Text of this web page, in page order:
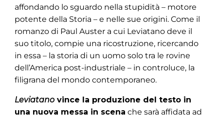
affondando lo sguardo nella stupidità – motore
potente della Storia – e nelle sue origini. Come il
romanzo di Paul Auster a cui Leviatano deve il
suo titolo, compie una ricostruzione, ricercando
in essa – la storia di un uomo solo tra le rovine
dell’America post-industriale – in controluce, la
filigrana del mondo contemporaneo.
Leviatano vince la produzione del testo in
una nuova messa in scena che sarà affidata ad